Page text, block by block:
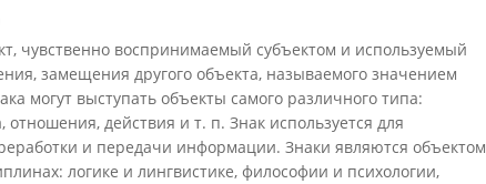
чувственно воспринимаемый субъектом и используемый
замещения другого объекта, называемого значением
могут выступать объекты самого различного типа:
отношения, действия и т. п. Знак используется для
и передачи информации. Знаки являются объектом
логике и лингвистике, философии и психологии,